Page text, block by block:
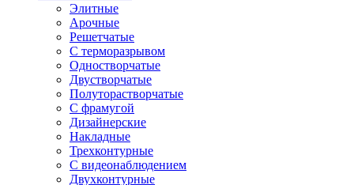
Элитные
Арочные
Решетчатые
С терморазрывом
Одностворчатые
Двустворчатые
Полуторастворчатые
С фрамугой
Дизайнерские
Накладные
Трехконтурные
С видеонаблюдением
Двухконтурные